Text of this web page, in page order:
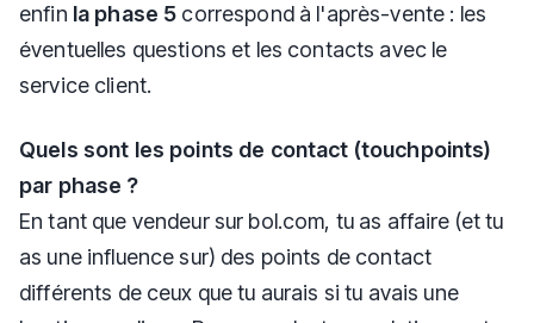
enfin la phase 5 correspond à l'après-vente : les
éventuelles questions et les contacts avec le
service client.
Quels sont les points de contact (touchpoints)
par phase ?
En tant que vendeur sur bol.com, tu as affaire (et tu
as une influence sur) des points de contact
différents de ceux que tu aurais si tu avais une